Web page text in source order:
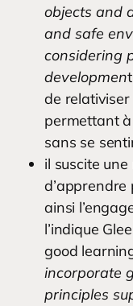
objects and
and safe
considering
developmen
de relativiser
permettant à
sans se
il suscite une
ainsi
l’indique
good
incorporate
principles